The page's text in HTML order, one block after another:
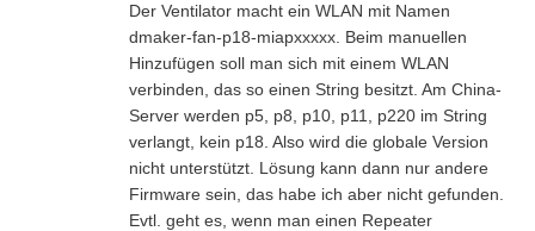
Der Ventilator macht ein WLAN mit Namen
dmaker-fan-p18-miapxxxxx. Beim manuellen
Hinzufügen soll man sich mit einem WLAN
verbinden, das so einen String besitzt. Am China-
Server werden p5, p8, p10, p11, p220 im String
verlangt, kein p18. Also wird die globale Version
nicht unterstützt. Lösung kann dann nur andere
Firmware sein, das habe ich aber nicht gefunden.
Evtl. geht es, wenn man einen Repeater